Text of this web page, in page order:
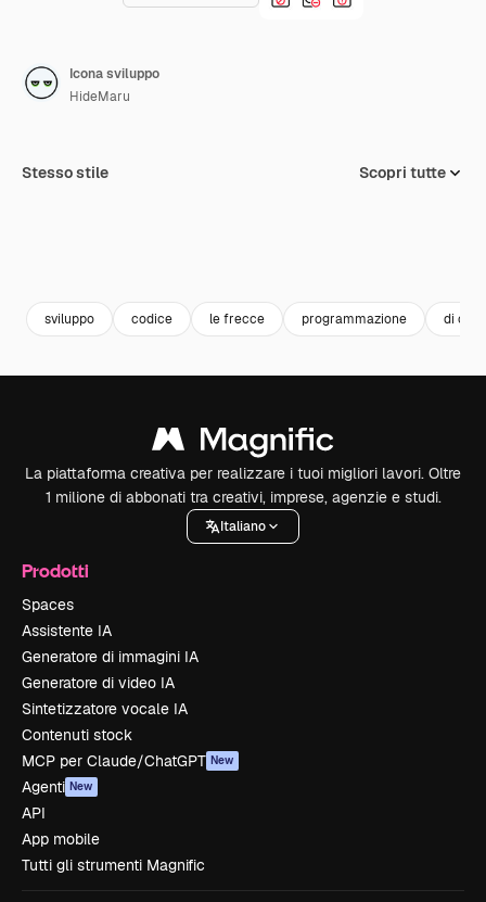
Icona sviluppo
HideMaru
Stesso stile Scopri tutte
sviluppo codice le frecce programmazione di
La piattaforma creativa per realizzare i tuoi migliori lavori. Oltre
1 milione di abbonati tra creativi, imprese, agenzie e studi.
Italiano
Prodotti
Spaces
Assistente IA
Generatore di immagini IA
Generatore di video IA
Sintetizzatore vocale IA
Contenuti stock
MCP per Claude/ChatGPT New
Agenti New
API
App mobile
Tutti gli strumenti Magnific